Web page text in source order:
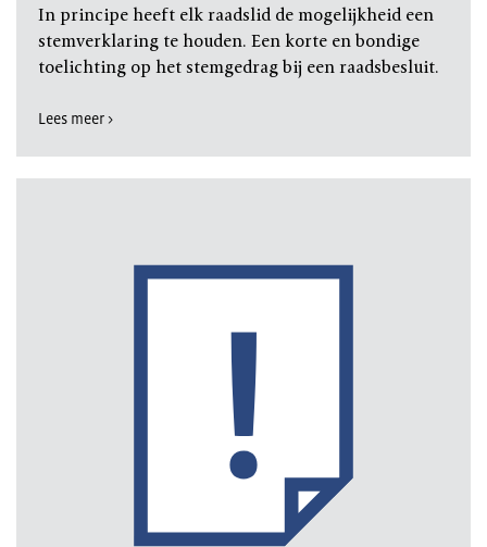
In principe heeft elk raadslid de mogelijkheid een
stemverklaring te houden. Een korte en bondige
toelichting op het stemgedrag bij een raadsbesluit.
Lees meer >